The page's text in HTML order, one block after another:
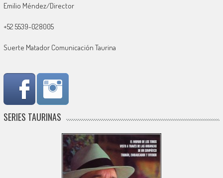
Emilio Méndez/Director
+52 5539-028005
Suerte Matador Comunicación Taurina
SERIES TAURINAS